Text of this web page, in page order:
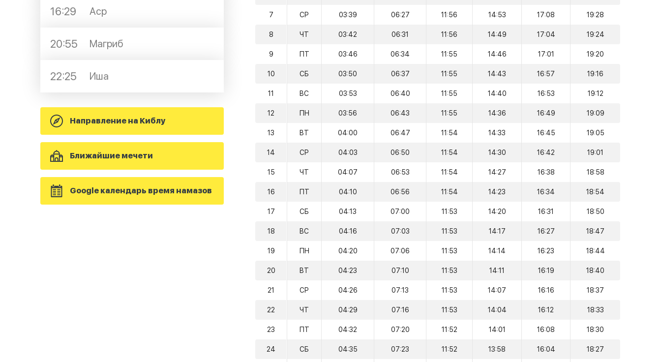
16:29 Аср
20:55 Магриб
22:25 Иша
Направление на Киблу
Ближайшие мечети
Google календарь время намазов
7 СР 03:39 06:27 11:56 14:53 17:08 19:28
8 ЧТ 03:42 06:31 11:56 14:49 17:04 19:24
9 ПТ 03:46 06:34 11:55 14:46 17:01 19:20
10 СБ 03:50 06:37 11:55 14:43 16:57 19:16
11 ВС 03:53 06:40 11:55 14:40 16:53 19:12
12 ПН 03:56 06:43 11:55 14:36 16:49 19:09
13 ВТ 04:00 06:47 11:54 14:33 16:45 19:05
14 СР 04:03 06:50 11:54 14:30 16:42 19:01
15 ЧТ 04:07 06:53 11:54 14:27 16:38 18:58
16 ПТ 04:10 06:56 11:54 14:23 16:34 18:54
17 СБ 04:13 07:00 11:53 14:20 16:31 18:50
18 ВС 04:16 07:03 11:53 14:17 16:27 18:47
19 ПН 04:20 07:06 11:53 14:14 16:23 18:44
20 ВТ 04:23 07:10 11:53 14:11 16:19 18:40
21 СР 04:26 07:13 11:53 14:07 16:16 18:37
22 ЧТ 04:29 07:16 11:53 14:04 16:12 18:33
23 ПТ 04:32 07:20 11:52 14:01 16:08 18:30
24 СБ 04:35 07:23 11:52 13:58 16:04 18:27